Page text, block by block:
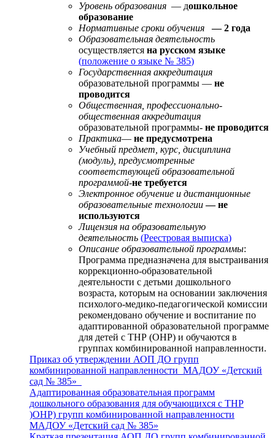
Уровень образования — дошкольное
образование
Нормативные сроки обучения
— 2 года
Образовательная деятельность
осуществляется на русском языке
(положение о языке № 385)
Государственная аккредитация
образовательной программы — не
проводится
Общественная, профессионально-
общественная аккредитация
образовательной программы- не проводится
Практика— не предусмотрена
Учебный предмет, курс, дисциплина
(модуль), предусмотренные
соответствующей образовательной
программой-не требуется
Электронное обучение и дистанционные
образовательные технологии— не
используются
Лицензия на образовательную
деятельность (Реестровая выписка)
Описание образовательной программы:
Программа предназначена для выстраивания
коррекционно-образовательной
деятельности с детьми дошкольного
возраста, которым на основании заключения
психолого-медико-педагогической комиссии
рекомендовано обучение и воспитание по
адаптированной образовательной программе
для детей с ТНР (ОНР) и обучаются в
группах комбинированной направленности.
Приказ об утверждении АОП ДО групп
комбинированной направленности МАДОУ «Детский
сад № 385»
Адаптированная образовательная программ
дошкольного образования для обучающихся с ТНР
)ОНР) групп комбинированной направленности
МАДОУ «Детский сад № 385»